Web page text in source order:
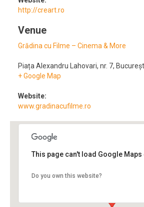
http://creart.ro
Venue
Grădina cu Filme – Cinema & More
Piața Alexandru Lahovari, nr. 7,
+ Google Map
Website:
www.gradinacufilme.ro
This page can't load Google
Do you own this website?